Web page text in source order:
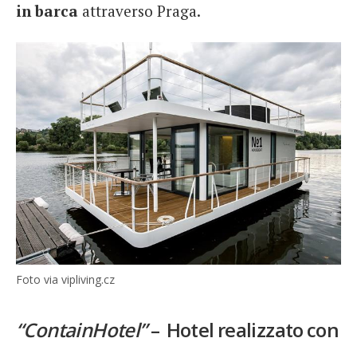
in barca attraverso Praga.
Foto via vipliving.cz
“ContainHotel”– Hotel realizzato con